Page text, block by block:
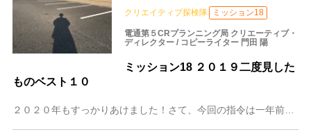
クリエイティブ探検隊 ミッション18
電通第５CRプランニング局 クリエーティブ・
ディレクター / コピーライター 門田 陽
ミッション18 ２０１９二度見した
ものベスト１０
２０２０年もすっかりあけました！さて、今回の指令は一年前、まだ世の中が平成最後のお正月をおくっていた頃から始めたものです。もともと僕ら世代の好奇心オジサンは、雑